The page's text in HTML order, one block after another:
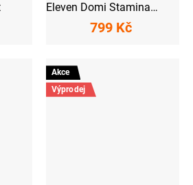
Eleven Domi Stamina
799 Kč
Akce
Výprodej